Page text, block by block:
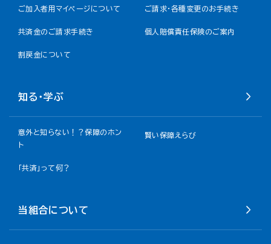
ご加入者用マイページについて ご請求・各種変更のお手続き
共済金のご請求手続き 個人賠償責任保険のご案内
割戻金について​
知る・学ぶ
意外と知らない！？保障のホン
ト
賢い保障えらび
「共済」って何？
当組合について